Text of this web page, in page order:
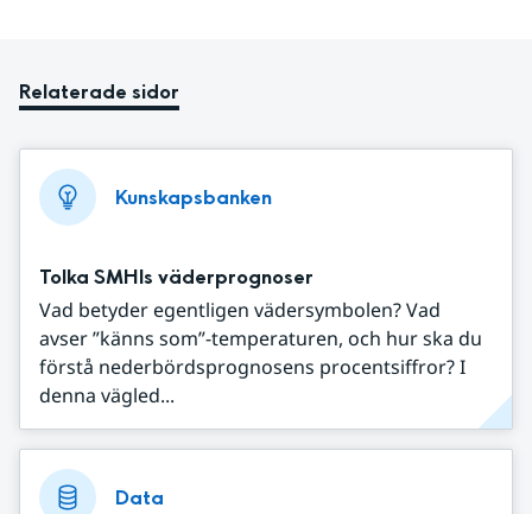
Relaterade sidor
Kunskapsbanken
Tolka SMHIs väderprognoser
Vad betyder egentligen vädersymbolen? Vad
avser ”känns som”-temperaturen, och hur ska du
förstå nederbördsprognosens procentsiffror? I
denna vägled...
Data